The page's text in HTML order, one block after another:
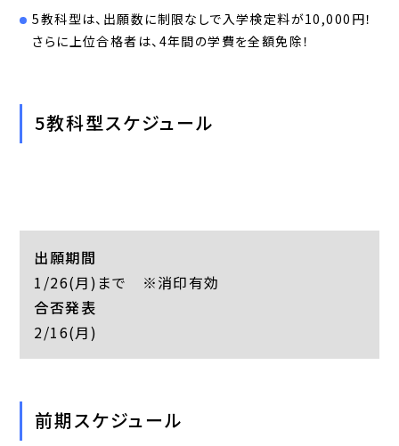
5教科型は、出願数に制限なしで入学検定料が10,000円！
さらに上位合格者は、4年間の学費を全額免除！
5教科型スケジュール
出願期間
1/26(月)まで ※消印有効
合否発表
2/16(月)
前期スケジュール